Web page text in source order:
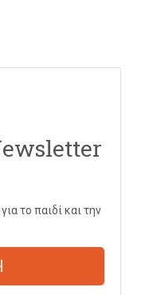
το παιδί και την